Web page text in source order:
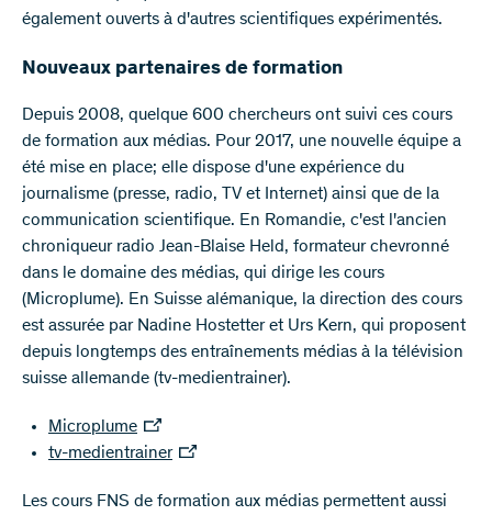
également ouverts à d'autres scientifiques expérimentés.
Nouveaux partenaires de formation
Depuis 2008, quelque 600 chercheurs ont suivi ces cours
de formation aux médias. Pour 2017, une nouvelle équipe a
été mise en place; elle dispose d'une expérience du
journalisme (presse, radio, TV et Internet) ainsi que de la
communication scientifique. En Romandie, c'est l'ancien
chroniqueur radio Jean-Blaise Held, formateur chevronné
dans le domaine des médias, qui dirige les cours
(Microplume). En Suisse alémanique, la direction des cours
est assurée par Nadine Hostetter et Urs Kern, qui proposent
depuis longtemps des entraînements médias à la télévision
suisse allemande (tv-medientrainer).
Microplume
tv-medientrainer
Les cours FNS de formation aux médias permettent aussi